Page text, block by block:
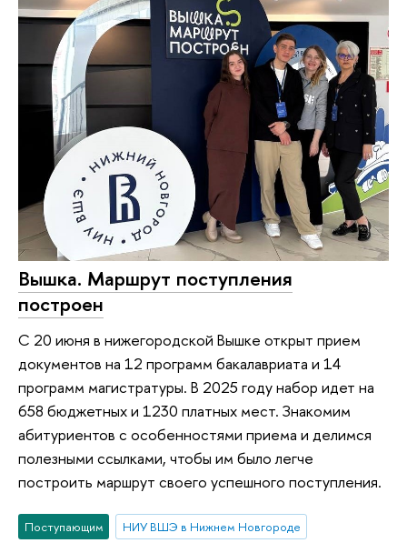
Вышка. Маршрут поступления
построен
С 20 июня в нижегородской Вышке открыт прием
документов на 12 программ бакалавриата и 14
программ магистратуры. В 2025 году набор идет на
658 бюджетных и 1230 платных мест. Знакомим
абитуриентов с особенностями приема и делимся
полезными ссылками, чтобы им было легче
построить маршрут своего успешного поступления.
Поступающим НИУ ВШЭ в Нижнем Новгороде